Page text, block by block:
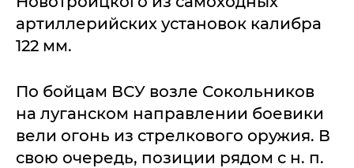
артиллерийских установок калибра
122 мм.
По бойцам ВСУ возле Сокольников
на луганском направлении боевики
вели огонь из стрелкового оружия. В
свою очередь, позиции рядом с н. п.